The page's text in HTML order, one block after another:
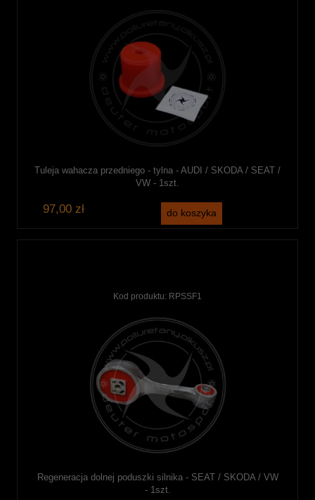
Tuleja wahacza przedniego - tylna - AUDI / SKODA / SEAT /
VW - 1szt.
97,00 zł do koszyka
Kod produktu: RPSSF1
Regeneracja dolnej poduszki silnika - SEAT / SKODA / VW
- 1szt.